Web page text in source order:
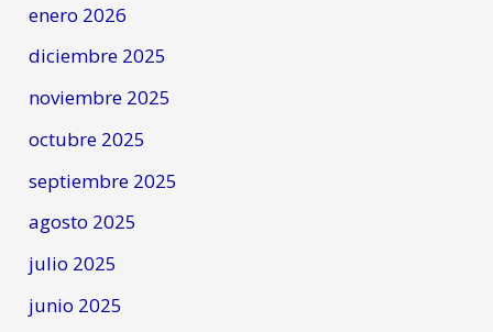
enero 2026
diciembre 2025
noviembre 2025
octubre 2025
septiembre 2025
agosto 2025
julio 2025
junio 2025